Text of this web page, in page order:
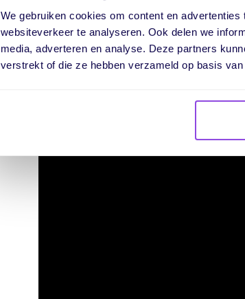
We gebruiken cookies om content en
websiteverkeer te analyseren. Ook delen we
media, adverteren en analyse. Deze partners
verstrekt of die ze hebben verzameld op basis